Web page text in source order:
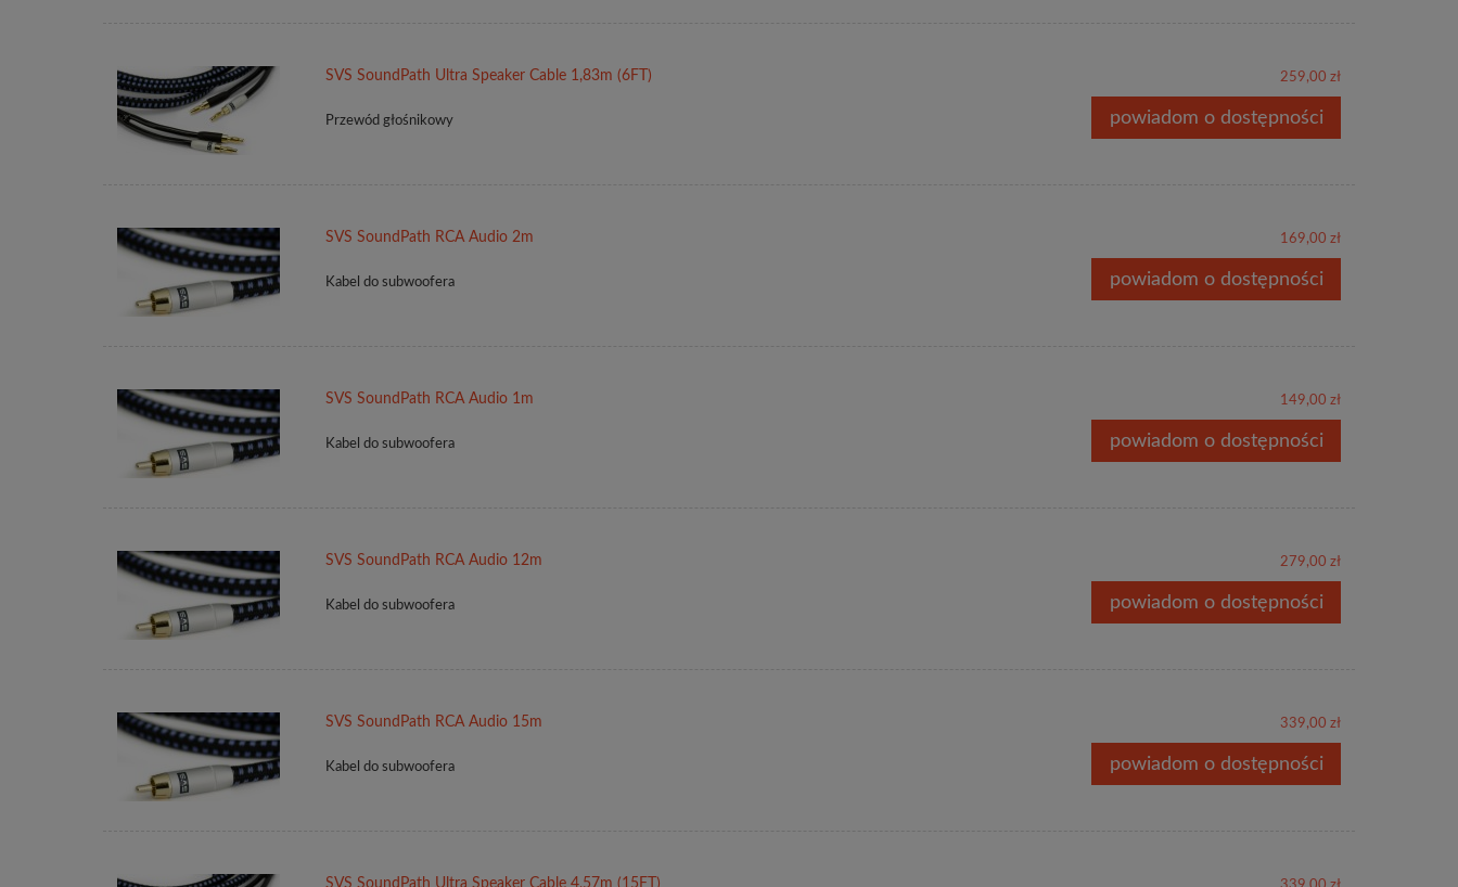
SVS SoundPath Ultra Speaker Cable 1,83m (6FT)
Przewód głośnikowy
259,00 zł
powiadom o dostępności
SVS SoundPath RCA Audio 2m
Kabel do subwoofera
169,00 zł
powiadom o dostępności
SVS SoundPath RCA Audio 1m
Kabel do subwoofera
149,00 zł
powiadom o dostępności
SVS SoundPath RCA Audio 12m
Kabel do subwoofera
279,00 zł
powiadom o dostępności
SVS SoundPath RCA Audio 15m
Kabel do subwoofera
339,00 zł
powiadom o dostępności
SVS SoundPath Ultra Speaker Cable 4,57m (15FT)